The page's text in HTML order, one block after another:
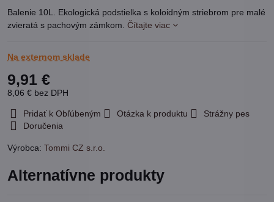
Balenie 10L. Ekologická podstielka s koloidným striebrom pre malé
zvieratá s pachovým zámkom. Čítajte viac
Na externom sklade
9,91 €
8,06 € bez DPH
Pridať k Obľúbeným Otázka k produktu
Strážny pes
Doručenia
Výrobca: Tommi CZ s.r.o.
Alternatívne produkty